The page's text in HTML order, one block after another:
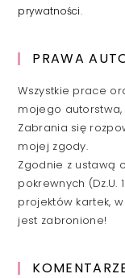
prywatności.
PRAWA
Wszystkie prace
mojego autorstwa,
Zabrania się
mojej zgody.
Zgodnie z ustawą
pokrewnych (Dz.U.
projektów kartek,
jest zabronione!